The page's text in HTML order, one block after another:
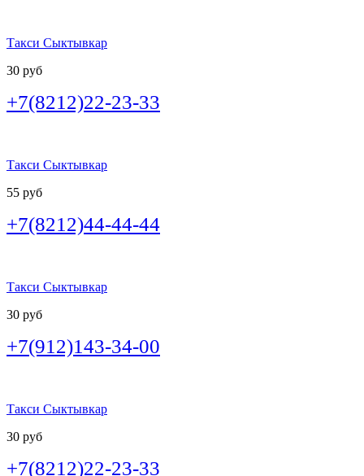
Такси Сыктывкар
30 руб
+7(8212)22-23-33
Такси Сыктывкар
55 руб
+7(8212)44-44-44
Такси Сыктывкар
30 руб
+7(912)143-34-00
Такси Сыктывкар
30 руб
+7(8212)22-23-33